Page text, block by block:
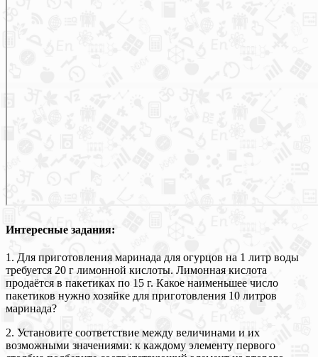
Интересные задания:
1. Для приготовления маринада для огурцов на 1 литр воды
требуется 20 г лимонной кислоты. Лимонная кислота
продаётся в пакетиках по 15 г. Какое наименьшее число
пакетиков нужно хозяйке для приготовления 10 литров
маринада?
2. Установите соответствие между величинами и их
возможными значениями: к каждому элементу первого